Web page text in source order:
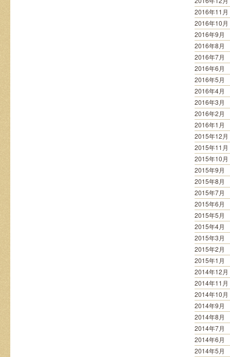
2016年11月
2016年10月
2016年9月
2016年8月
2016年7月
2016年6月
2016年5月
2016年4月
2016年3月
2016年2月
2016年1月
2015年12月
2015年11月
2015年10月
2015年9月
2015年8月
2015年7月
2015年6月
2015年5月
2015年4月
2015年3月
2015年2月
2015年1月
2014年12月
2014年11月
2014年10月
2014年9月
2014年8月
2014年7月
2014年6月
2014年5月